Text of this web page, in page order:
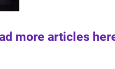
more articles